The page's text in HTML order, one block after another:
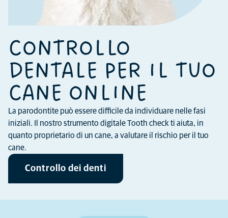
CONTROLLO
DENTALE PER IL TUO
CANE ONLINE
La parodontite può essere difficile da individuare nelle fasi
iniziali. Il nostro strumento digitale Tooth check ti aiuta, in
quanto proprietario di un cane, a valutare il rischio per il tuo
cane.
Controllo dei denti